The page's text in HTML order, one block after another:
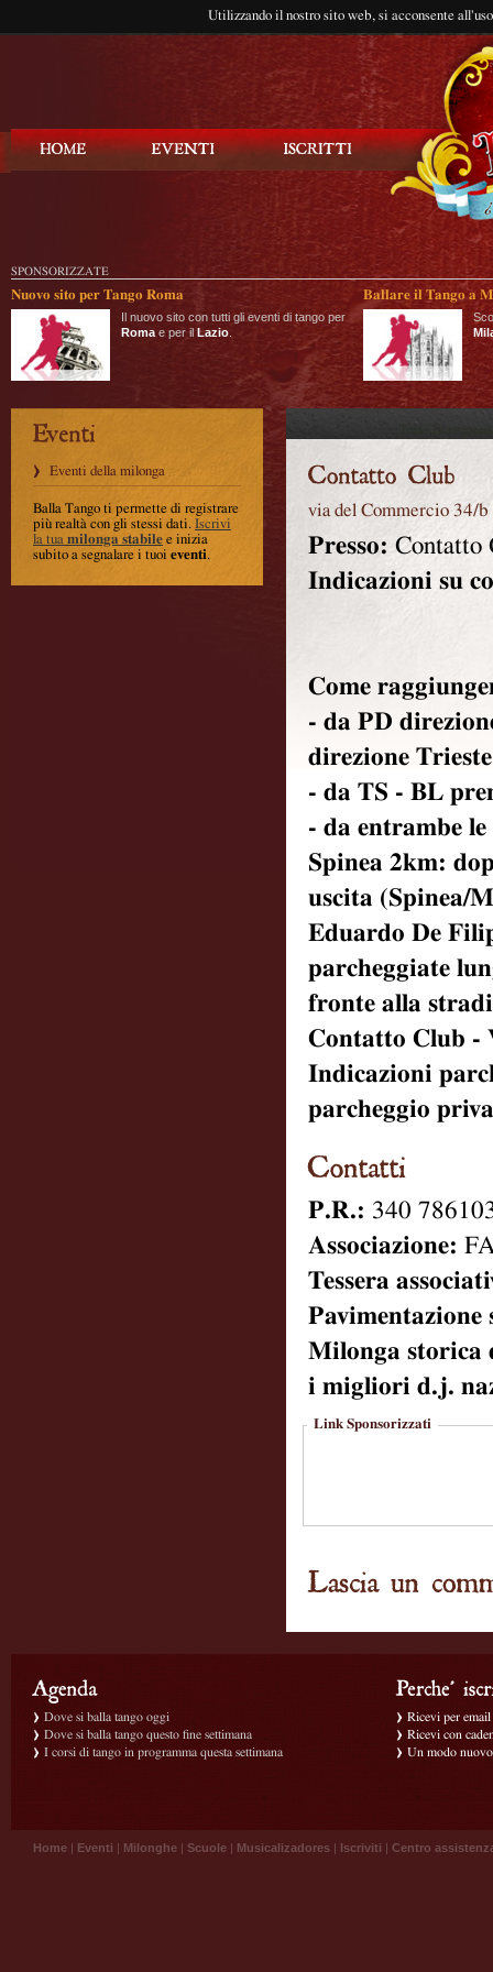
Utilizzando il nostro sito web, si acconsente
SPONSORIZZATE
Nuovo sito per Tango Roma
Il nuovo sito con tutti gli eventi di tango per
Roma e per il Lazio
Ballare il Tango a
Eventi della milonga
Balla Tango ti permette di registrare
più realtà con gli stessi dati. Iscrivi
la tua milonga stabile e inizia
subito a segnalare i tuoi eventi.
via del Commercio 34/b
Presso: Contatto
Indicazioni su
Come
- da PD
direzione Trieste
- da TS - BL
- da entrambe
Spinea 2km:
uscita (Spinea/
Eduardo De
parcheggiate
fronte alla
Contatto Club -
Indicazioni
parcheggio
P.R.: 340
Associazione:
Tessera
Pavimentazione
Milonga storica
i migliori d.j.
Link Sponsorizzati
Dove si balla tango oggi
Dove si balla tango questo fine settimana
I corsi di tango in programma questa settimana
Ricevi per
Ricevi con
Un modo
Home | Eventi | Milonghe | Scuole | Musicalizadores | Iscriviti | Centro